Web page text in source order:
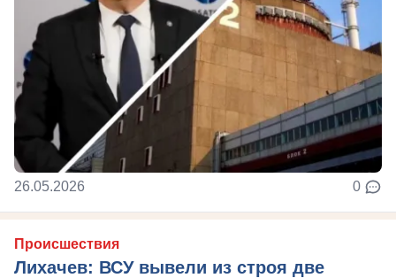
26.05.2026 0
Происшествия
Лихачев: ВСУ вывели из строя две